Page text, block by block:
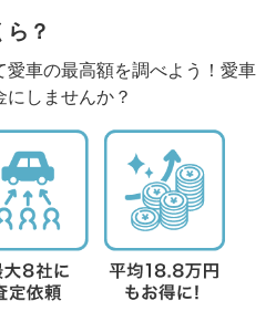
？
愛車の最高額を調べよう！愛車
にしませんか？